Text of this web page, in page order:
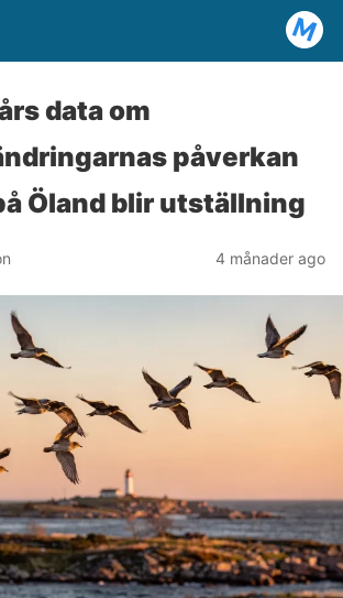
data om
påverkan
Öland blir utställning
4 månader ago